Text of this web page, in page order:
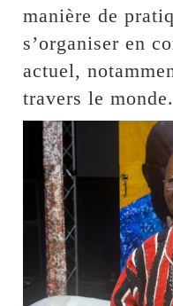
manière de
s’organiser en
actuel,
travers le monde.